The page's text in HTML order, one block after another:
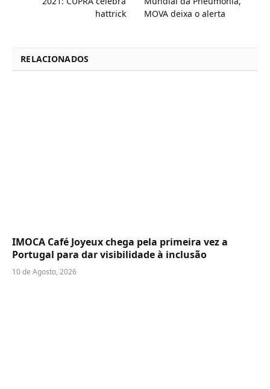
hattrick
MOVA deixa o alerta
RELACIONADOS
IMOCA Café Joyeux chega pela primeira vez a
Portugal para dar visibilidade à inclusão
10 de Agosto, 2026